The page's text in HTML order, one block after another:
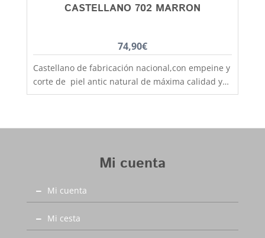
CASTELLANO 702 MARRON
74,90€
Castellano de fabricación nacional,con empeine y
corte de piel antic natural de máxima calidad y
suela también de piel, hechos de manera
tendencia y se han convertido en un referente
artesanalmente con pieles de la más alta
calidad, en negro o en burdeos es capaz de
adaptarse a cualquier estilo y ocasión. en Capitán
Malaspina podrás encontrarlo entre las tallas 39
Mi cuenta
Mi cuenta
Mi cesta